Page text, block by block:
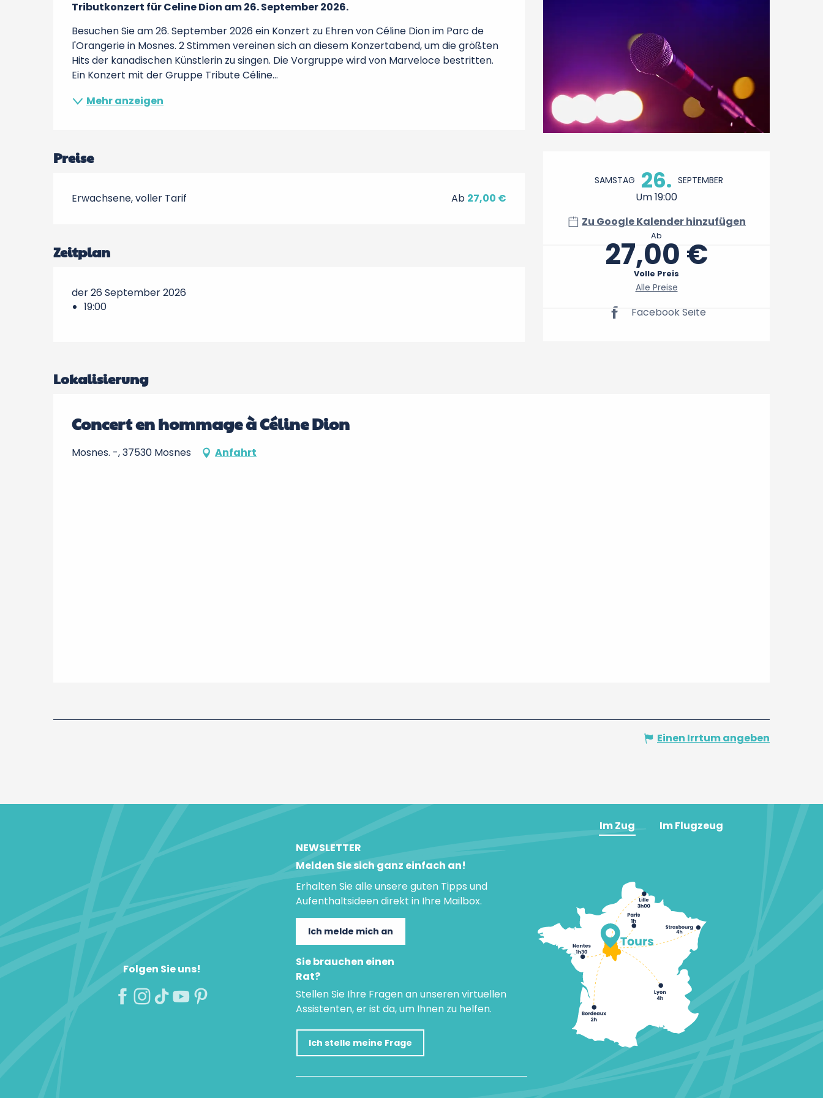
Öffnungszeiten &
SAMSTAG 26. SEPTEMBER
Um 19:00
Zu Google Kalender hinzufügen
Ab
27,00 €
Volle Preis
Alle Preise
Facebook Seite
Tributkonzert für Celine Dion am 26. September 2026.
Besuchen Sie am 26. September 2026 ein Konzert zu Ehren von Céline Dion im Parc de
l'Orangerie in Mosnes. 2 Stimmen vereinen sich an diesem Konzertabend, um die größten
Hits der kanadischen Künstlerin zu singen. Die Vorgruppe wird von Marveloce bestritten.
Ein Konzert mit der Gruppe Tribute Céline...
Mehr anzeigen
Preise
Erwachsene, voller Tarif Ab 27,00 €
Zeitplan
der 26 September 2026
19:00
Lokalisierung
Concert en hommage à Céline Dion
Mosnes. -, 37530 Mosnes Anfahrt
Einen Irrtum angeben
Folgen Sie uns!
NEWSLETTER
Melden Sie sich ganz einfach an!
Erhalten Sie alle unsere guten Tipps und
Aufenthaltsideen direkt in Ihre Mailbox.
Ich melde mich an
Sie brauchen einen
Rat?
Stellen Sie Ihre Fragen an unseren virtuellen
Assistenten, er ist da, um Ihnen zu helfen.
Ich stelle meine Frage
Im Zug Im Flugzeug